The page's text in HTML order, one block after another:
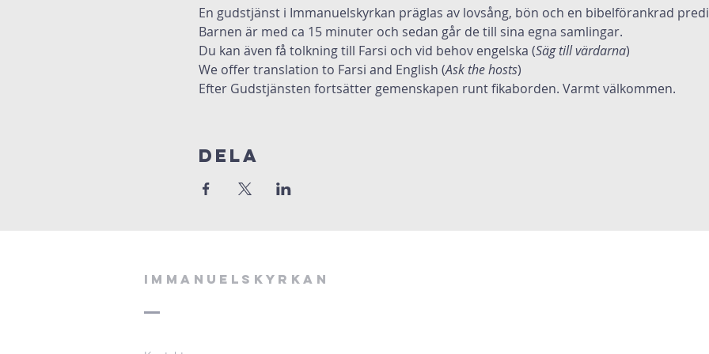
En gudstjänst i Immanuelskyrkan präglas av lovsång, bön och en bibelförankrad
Barnen är med ca 15 minuter och sedan går de till sina egna samlingar.
Du kan även få tolkning till Farsi och vid behov engelska (Säg till värdarna)
We offer translation to Farsi and English (Ask the hosts)
Efter Gudstjänsten fortsätter gemenskapen runt fikaborden. Varmt välkommen.
Dela
Immanuelskyrkan